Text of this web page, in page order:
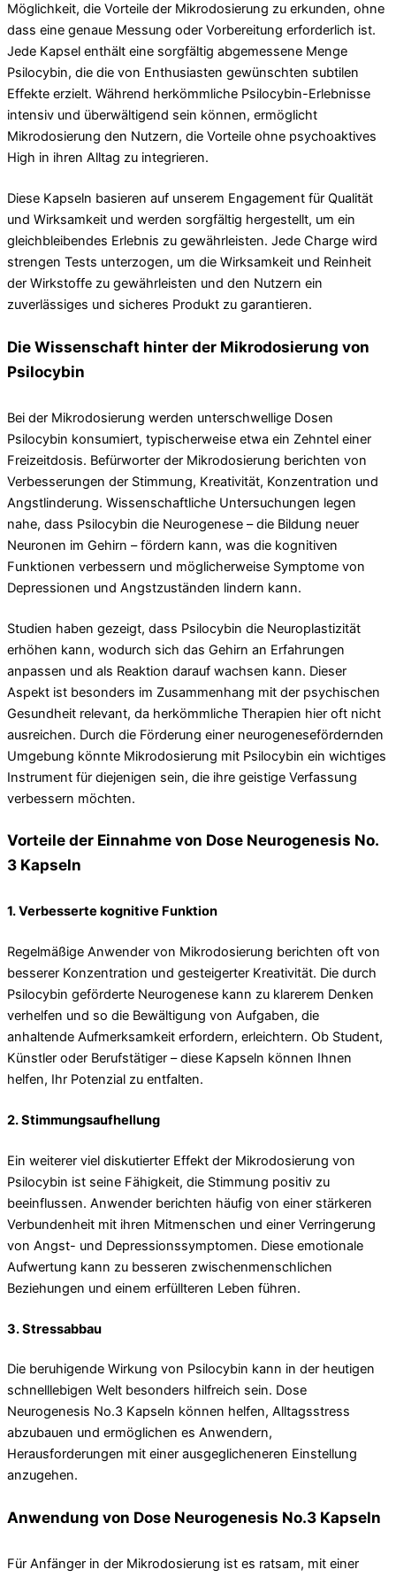
Möglichkeit, die Vorteile der Mikrodosierung zu erkunden, ohne
dass eine genaue Messung oder Vorbereitung erforderlich ist.
Jede Kapsel enthält eine sorgfältig abgemessene Menge
Psilocybin, die die von Enthusiasten gewünschten subtilen
Effekte erzielt. Während herkömmliche Psilocybin-Erlebnisse
intensiv und überwältigend sein können, ermöglicht
Mikrodosierung den Nutzern, die Vorteile ohne psychoaktives
High in ihren Alltag zu integrieren.
Diese Kapseln basieren auf unserem Engagement für Qualität
und Wirksamkeit und werden sorgfältig hergestellt, um ein
gleichbleibendes Erlebnis zu gewährleisten. Jede Charge wird
strengen Tests unterzogen, um die Wirksamkeit und Reinheit
der Wirkstoffe zu gewährleisten und den Nutzern ein
zuverlässiges und sicheres Produkt zu garantieren.
Die Wissenschaft hinter der Mikrodosierung von
Psilocybin
Bei der Mikrodosierung werden unterschwellige Dosen
Psilocybin konsumiert, typischerweise etwa ein Zehntel einer
Freizeitdosis. Befürworter der Mikrodosierung berichten von
Verbesserungen der Stimmung, Kreativität, Konzentration und
Angstlinderung. Wissenschaftliche Untersuchungen legen
nahe, dass Psilocybin die Neurogenese – die Bildung neuer
Neuronen im Gehirn – fördern kann, was die kognitiven
Funktionen verbessern und möglicherweise Symptome von
Depressionen und Angstzuständen lindern kann.
Studien haben gezeigt, dass Psilocybin die Neuroplastizität
erhöhen kann, wodurch sich das Gehirn an Erfahrungen
anpassen und als Reaktion darauf wachsen kann. Dieser
Aspekt ist besonders im Zusammenhang mit der psychischen
Gesundheit relevant, da herkömmliche Therapien hier oft nicht
ausreichen. Durch die Förderung einer neurogenesefördernden
Umgebung könnte Mikrodosierung mit Psilocybin ein wichtiges
Instrument für diejenigen sein, die ihre geistige Verfassung
verbessern möchten.
Vorteile der Einnahme von Dose Neurogenesis No.
3 Kapseln
1.Verbesserte kognitive Funktion
Regelmäßige Anwender von Mikrodosierung berichten oft von
besserer Konzentration und gesteigerter Kreativität. Die durch
Psilocybin geförderte Neurogenese kann zu klarerem Denken
verhelfen und so die Bewältigung von Aufgaben, die
anhaltende Aufmerksamkeit erfordern, erleichtern. Ob Student,
Künstler oder Berufstätiger – diese Kapseln können Ihnen
helfen, Ihr Potenzial zu entfalten.
2.Stimmungsaufhellung
Ein weiterer viel diskutierter Effekt der Mikrodosierung von
Psilocybin ist seine Fähigkeit, die Stimmung positiv zu
beeinflussen. Anwender berichten häufig von einer stärkeren
Verbundenheit mit ihren Mitmenschen und einer Verringerung
von Angst- und Depressionssymptomen. Diese emotionale
Aufwertung kann zu besseren zwischenmenschlichen
Beziehungen und einem erfüllteren Leben führen.
3.Stressabbau
Die beruhigende Wirkung von Psilocybin kann in der heutigen
schnelllebigen Welt besonders hilfreich sein. Dose
Neurogenesis No.3 Kapseln können helfen, Alltagsstress
abzubauen und ermöglichen es Anwendern,
Herausforderungen mit einer ausgeglicheneren Einstellung
anzugehen.
Anwendung von Dose Neurogenesis No.3 Kapseln
Für Anfänger in der Mikrodosierung ist es ratsam, mit einer